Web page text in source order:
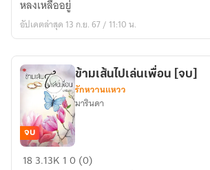
หลงเหลืออยู่
อัปเดตล่าสุด 13 ก.ย. 67 / 11:10 น.
ข้าม
จบ
ข้ามเส้นไปเล่นเพื่อน [จบ]
รักหวานแหวว
มารินดา
183.13K 10 (0)